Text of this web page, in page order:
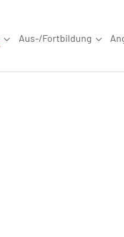
Submenu for
Aus-/Fortbildung